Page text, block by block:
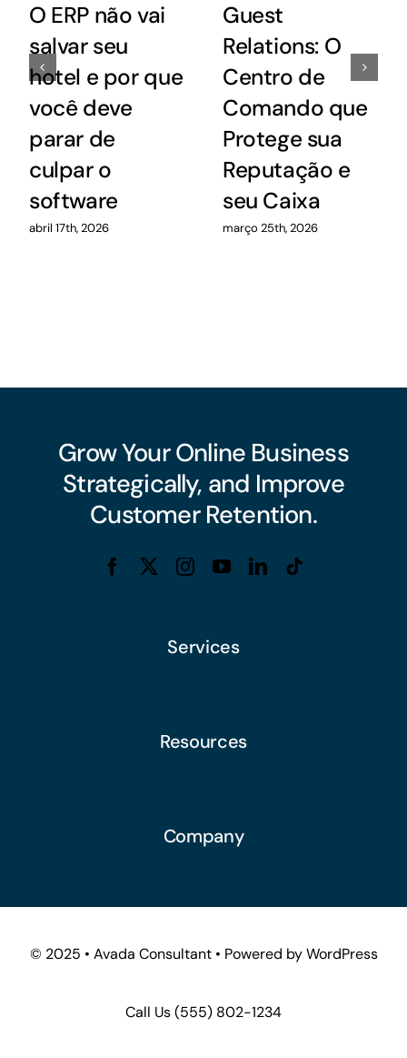
O ERP não vai
salvar seu
hotel e por que
você deve
parar de
culpar o
software
abril 17th, 2026
Guest
Relations: O
Centro de
Comando que
Protege sua
Reputação e
seu Caixa
março 25th, 2026
Grow Your Online Business
Strategically, and Improve
Customer Retention.
Services
Resources
Company
© 2025 • Avada Consultant • Powered by WordPress
Call Us(555) 802-1234